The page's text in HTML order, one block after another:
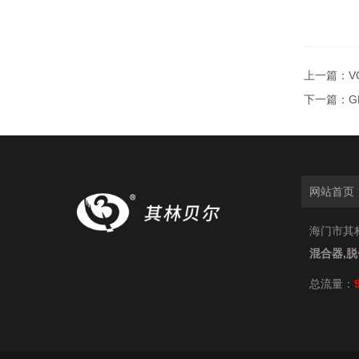
上一篇：
下一篇：
网站首页
海门市其
混合器,
总流量：